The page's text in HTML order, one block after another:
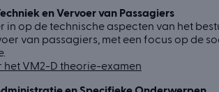
en Vervoer van Passagiers
in op de technische aspecten van het
van passagiers, met een focus op de
het VM2-D theorie-examen